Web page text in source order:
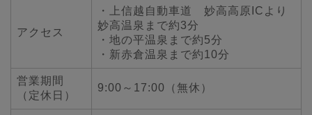
アクセス
・上信越自動車道 妙高高原ICより
妙高温泉まで約3分
・地の平温泉まで約5分
・新赤倉温泉まで約10分
営業期間
（定休日）
9:00～17:00（無休）